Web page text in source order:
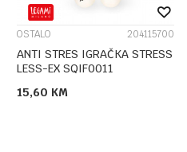
OSTALO 204115700
ANTI STRES IGRAČKA STRESS
LESS-EX SQIF0011
15,60 KM